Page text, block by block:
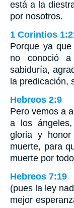
está a la
por nosotros.
1 Corintios
Porque ya
no conoció
sabiduría,
la predicación,
Hebreos 2:9
Pero vemos a
a los ángeles,
gloria y
muerte, para
muerte por
Hebreos 7:19
(pues la ley
mejor